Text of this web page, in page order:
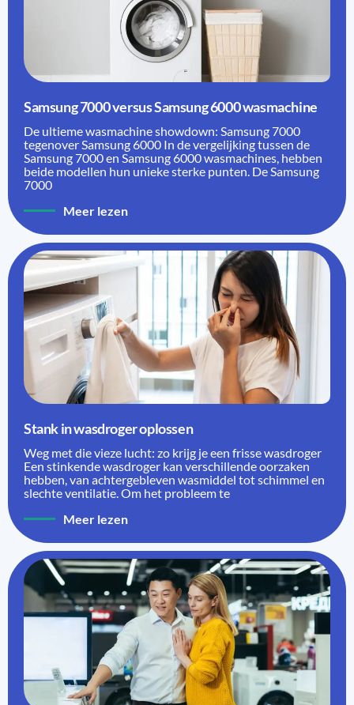
Samsung 7000 versus Samsung 6000 wasmachine
De ultieme wasmachine showdown: Samsung 7000
tegenover Samsung 6000 In de vergelijking tussen de
Samsung 7000 en Samsung 6000 wasmachines, hebben
beide modellen hun unieke sterke punten. De Samsung
7000
Meer lezen
Stank in wasdroger oplossen
Weg met die vieze lucht: zo krijg je een frisse wasdroger
Een stinkende wasdroger kan verschillende oorzaken
hebben, van achtergebleven wasmiddel tot schimmel en
slechte ventilatie. Om het probleem te
Meer lezen